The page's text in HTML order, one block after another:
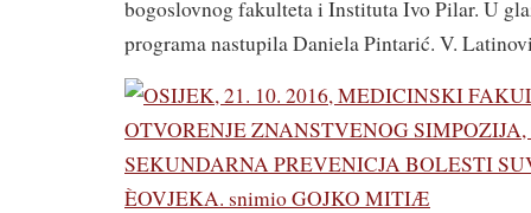
bogoslovnog fakulteta i Instituta Ivo Pilar. U
programa nastupila Daniela Pintarić. V.